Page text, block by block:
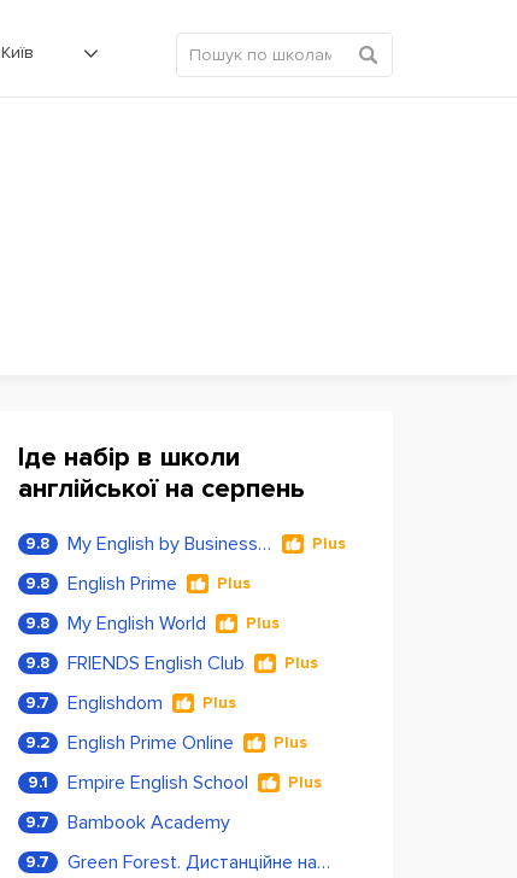
Київ
Іде набір в школи
англійської на серпень
9.8 My English by Business Language Plus
9.8 English Prime Plus
9.8 My English World Plus
9.8 FRIENDS English Club Plus
9.7 Englishdom Plus
9.2 English Prime Online Plus
9.1 Empire English School Plus
9.7 Bambook Academy
9.7 Green Forest. Дистанційне навчання